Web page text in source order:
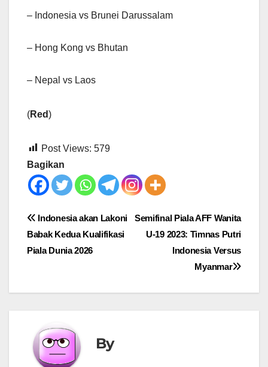
– Indonesia vs Brunei Darussalam
– Hong Kong vs Bhutan
– Nepal vs Laos
(Red)
Post Views: 579
Bagikan
Post
navigation
Semifinal Piala AFF Wanita
U-19 2023: Timnas Putri
Indonesia Versus
Myanmar
Indonesia akan Lakoni
Babak Kedua Kualifikasi
Piala Dunia 2026
By